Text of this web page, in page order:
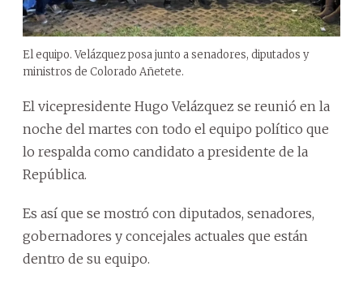
El equipo. Velázquez posa junto a senadores, diputados y
ministros de Colorado Añetete.
El vicepresidente Hugo Velázquez se reunió en la
noche del martes con todo el equipo político que
lo respalda como candidato a presidente de la
República.
Es así que se mostró con diputados, senadores,
gobernadores y concejales actuales que están
dentro de su equipo.